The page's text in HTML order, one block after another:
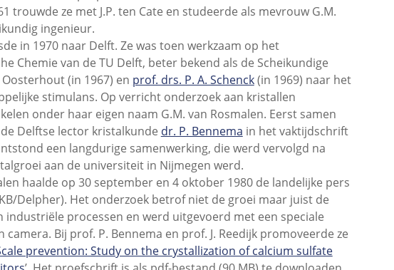
trouwde ze met J.P. ten Cate en studeerde als mevrouw G.M.
ingenieur.
in 1970 naar Delft. Ze was toen werkzaam op het
Chemie van de TU Delft, beter bekend als de Scheikundige
(in 1967) en prof. drs. P. A. Schenck(in 1969) naar het
stimulans. Op verricht onderzoek aan kristallen
onder haar eigen naam G.M. van Rosmalen. Eerst samen
Delftse lector kristalkunde dr. P. Bennema in het vaktijdschrift
een langdurige samenwerking, die werd vervolgd na
aan de universiteit in Nijmegen werd.
haalde op 30 september en 4 oktober 1980 de landelijke pers
Delpher). Het onderzoek betrof niet de groei maar juist de
processen en werd uitgevoerd met een speciale
Bij prof. P. Bennema en prof. J. Reedijk promoveerde ze
prevention: Study on the crystallization of calcium sulfate